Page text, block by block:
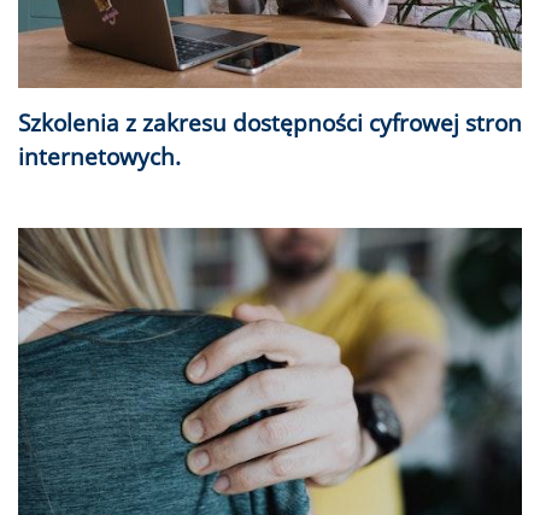
Szkolenia z zakresu dostępności cyfrowej stron
internetowych.